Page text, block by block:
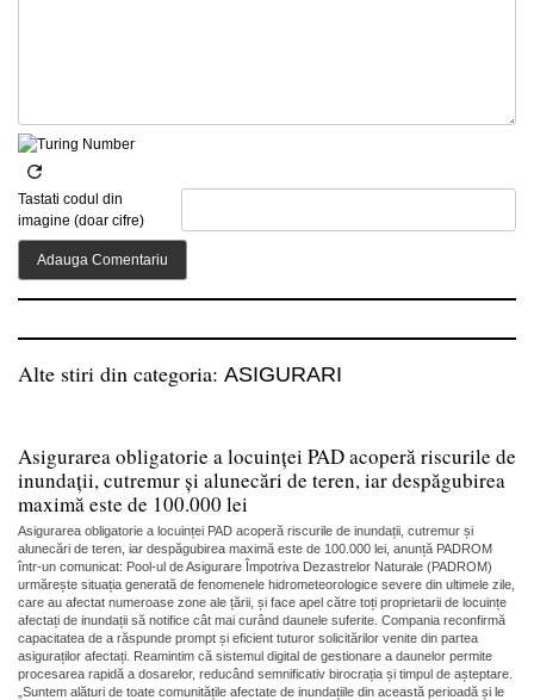
Tastati codul din
imagine (doar cifre)
Alte stiri din categoria: ASIGURARI
Asigurarea obligatorie a locuinței PAD acoperă riscurile de
inundații, cutremur și alunecări de teren, iar despăgubirea
maximă este de 100.000 lei
Asigurarea obligatorie a locuinței PAD acoperă riscurile de inundații, cutremur și
alunecări de teren, iar despăgubirea maximă este de 100.000 lei, anunță PADROM
într-un comunicat: Pool-ul de Asigurare Împotriva Dezastrelor Naturale (PADROM)
urmărește situația generată de fenomenele hidrometeorologice severe din ultimele zile,
care au afectat numeroase zone ale țării, și face apel către toți proprietarii de locuințe
afectați de inundații să notifice cât mai curând daunele suferite. Compania reconfirmă
capacitatea de a răspunde prompt și eficient tuturor solicitărilor venite din partea
asiguraților afectați. Reamintim că sistemul digital de gestionare a daunelor permite
procesarea rapidă a dosarelor, reducând semnificativ birocrația și timpul de așteptare.
„Suntem alături de toate comunitățile afectate de inundațiile din această perioadă și le